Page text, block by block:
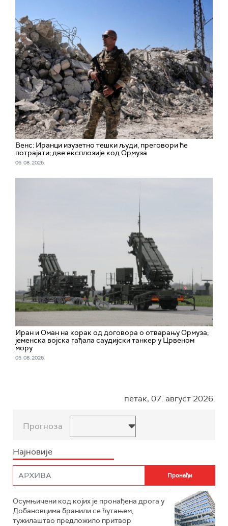
Венс: Иранци изузетно тешки људи, преговори ће
потрајати; две експлозије код Ормуза
06. 08. 2026.
Иран и Оман на корак од договора о отварању Ормуза;
jеменска војска гађала саудијски танкер у Црвеном
мору
05. 08. 2026.
петак, 07. август 2026.
Прогноза
Најновије
Осумњичени код којих је пронађена дрога у
Добановцима бранили се ћутањем,
тужилаштво предложило притвор